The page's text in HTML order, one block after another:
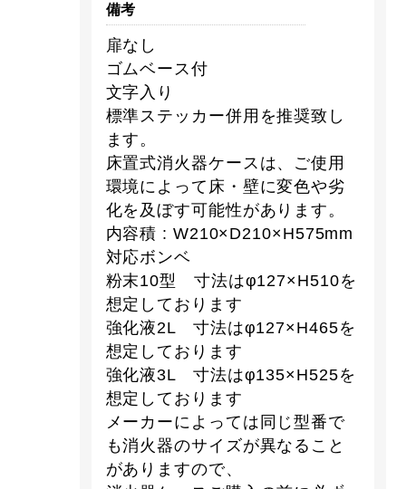
備考
扉なし
ゴムベース付
文字入り
標準ステッカー併用を推奨致し
ます。
床置式消火器ケースは、ご使用
環境によって床・壁に変色や劣
化を及ぼす可能性があります。
内容積 : W210×D210×H575mm
対応ボンベ
粉末10型 寸法はφ127×H510を
想定しております
強化液2L 寸法はφ127×H465を
想定しております
強化液3L 寸法はφ135×H525を
想定しております
メーカーによっては同じ型番で
も消火器のサイズが異なること
がありますので、